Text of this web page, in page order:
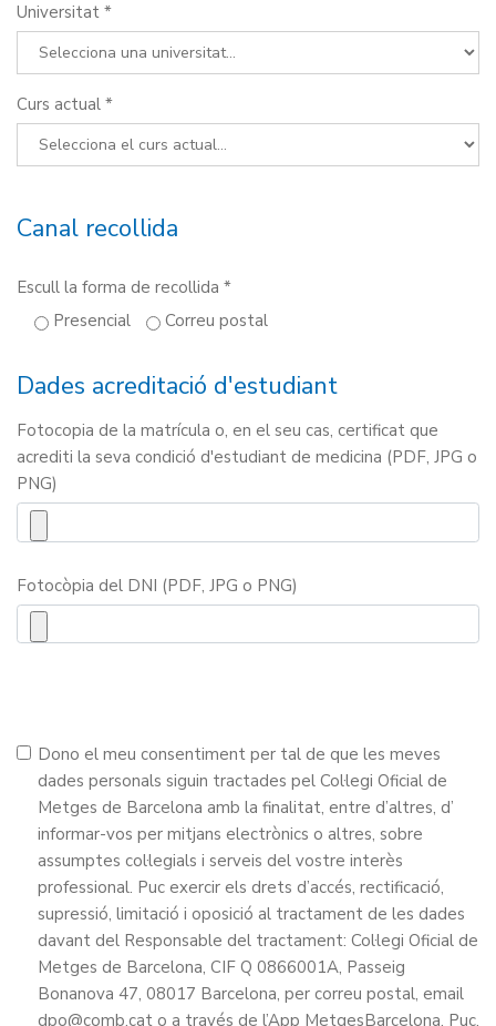
Universitat *
Curs actual *
Canal recollida
Escull la forma de recollida *
Presencial
Correu postal
Dades acreditació d'estudiant
Fotocopia de la matrícula o, en el seu cas, certificat que
acrediti la seva condició d'estudiant de medicina (PDF, JPG o
PNG)
Fotocòpia del DNI (PDF, JPG o PNG)
Dono el meu consentiment per tal de que les meves
dades personals siguin tractades pel Col·legi Oficial de
Metges de Barcelona amb la finalitat, entre d’altres, d’
informar-vos per mitjans electrònics o altres, sobre
assumptes col·legials i serveis del vostre interès
professional. Puc exercir els drets d’accés, rectificació,
supressió, limitació i oposició al tractament de les dades
davant del Responsable del tractament: Col·legi Oficial de
Metges de Barcelona, CIF Q 0866001A, Passeig
Bonanova 47, 08017 Barcelona, per correu postal, email
dpo
o a través de l’App MetgesBarcelona. Puc,